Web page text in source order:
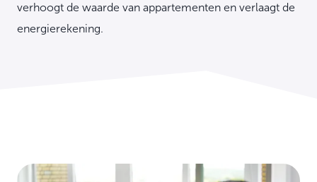
verhoogt de waarde van appartementen en verlaagt de
energierekening.